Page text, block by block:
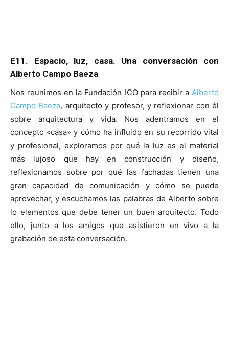
E11. Espacio, luz, casa. Una conversación con
Alberto Campo Baeza
Nos reunimos en la Fundación ICO para recibir a Alberto
Campo Baeza, arquitecto y profesor, y reflexionar con él
sobre arquitectura y vida. Nos adentramos en el
concepto «casa» y cómo ha influido en su recorrido vital
y profesional, exploramos por qué la luz es el material
más lujoso que hay en construcción y diseño,
reflexionamos sobre por qué las fachadas tienen una
gran capacidad de comunicación y cómo se puede
aprovechar, y escuchamos las palabras de Alberto sobre
lo elementos que debe tener un buen arquitecto. Todo
ello, junto a los amigos que asistieron en vivo a la
grabación de esta conversación.